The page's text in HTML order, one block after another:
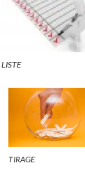
LISTE
TIRAGE